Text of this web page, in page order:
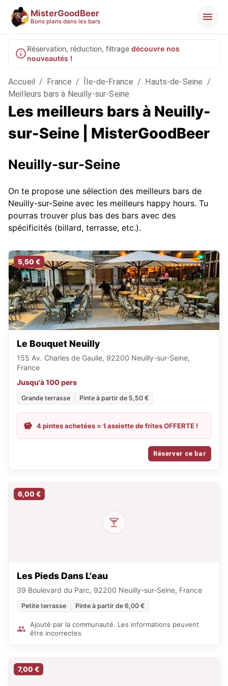
MisterGoodBeer
Bons plans dans les bars
Réservation, réduction, filtrage découvre nos
nouveautés !
Accueil / France / Île-de-France / Hauts-de-Seine /
Meilleurs bars à Neuilly-sur-Seine
Les meilleurs bars à Neuilly-
sur-Seine | MisterGoodBeer
Neuilly-sur-Seine
On te propose une sélection des meilleurs bars de
Neuilly-sur-Seine avec les meilleurs happy hours. Tu
pourras trouver plus bas des bars avec des
spécificités (billard, terrasse, etc.).
5,50 €
Le Bouquet Neuilly
155 Av. Charles de Gaulle, 92200 Neuilly-sur-Seine,
France
Jusqu'à 100 pers
Grande terrasse Pinte à partir de 5,50 €
4 pintes achetées = 1 assiette de frites OFFERTE !
Réserver ce bar
6,00 €
Les Pieds Dans L'eau
39 Boulevard du Parc, 92200 Neuilly-sur-Seine, France
Petite terrasse Pinte à partir de 6,00 €
Ajouté par la communauté. Les informations peuvent
être incorrectes
7,00 €